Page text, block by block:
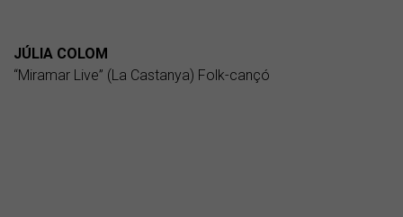
JÚLIA COLOM
“Miramar Live” (La Castanya) Folk-cançó